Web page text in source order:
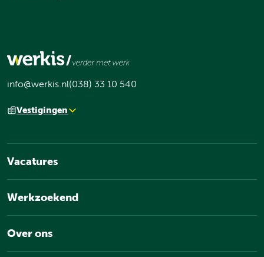
info@werkis.nl(038) 33 10 540
Vestigingen
Vacatures
Werkzoekend
Over ons